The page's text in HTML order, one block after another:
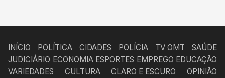
INÍCIO POLÍTICA CIDADES POLÍCIA TV OMT
SAÚDE
JUDICIÁRIO ECONOMIA ESPORTES EMPREGO EDUCAÇÃO
VARIEDADES
CULTURA CLARO E ESCURO
OPINIÃO